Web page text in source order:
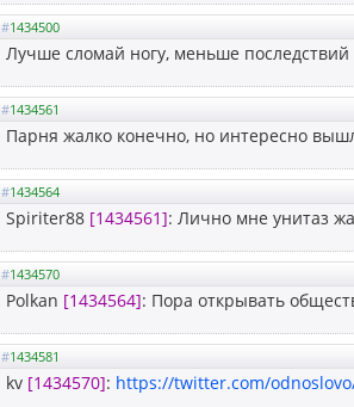
#1434500
Лучше сломай ногу, меньше
#1434561
Парня жалко конечно, но интересно
#1434564
Spiriter88 [1434561]: Лично мне унитаз
#1434570
Polkan [1434564]: Пора открывать
#1434581
kv [1434570]: https://twitter.com/